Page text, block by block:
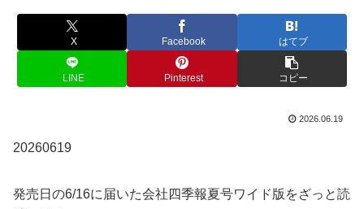
X Facebook はてブ
LINE Pinterest コピー
2026.06.19
20260619
発売日の6/16に届いた会社四季報夏号ワイド版をざっと読